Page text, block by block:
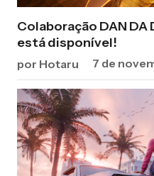
Colaboração DAN DA
está disponível!
por Hotaru 7 de